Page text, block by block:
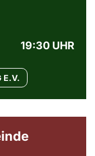
19:30 UHR
E.V.